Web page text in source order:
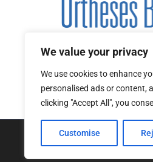
We value your privacy
We use cookies to enhance
personalised ads or content,
clicking "Accept All", you
Customise